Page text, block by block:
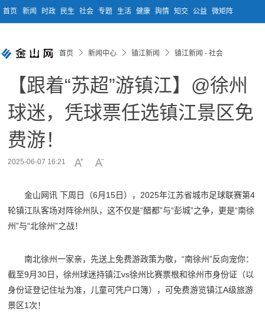
首页 新闻 时政 民生 社会 专题 生活 健康 舆情 知交 公益 微矩阵
首页 新闻中心 镇江新闻 镇江新闻 - 社会
【跟着“苏超”游镇江】@徐州
球迷，凭球票任选镇江景区免
费游！
2025-06-07 16:21
金山网讯 下周日（6月15日），2025年江苏省城市足球联赛第4
轮镇江队客场对阵徐州队，这不仅是“醋都”与“彭城”之争，更是“南徐
州”与“北徐州”之战！
南北徐州一家亲，先送上免费游政策为敬，“南徐州”反向宠你：
截至9月30日，徐州球迷持镇江vs徐州比赛票根和徐州市身份证（以
身份证登记住址为准，儿童可凭户口簿），可免费游览镇江A级旅游
景区1次！